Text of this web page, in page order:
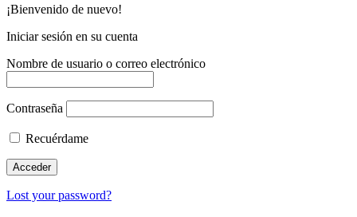
¡Bienvenido de nuevo!
Iniciar sesión en su cuenta
Nombre de usuario o correo electrónico
Contraseña
Recuérdame
Lost your password?